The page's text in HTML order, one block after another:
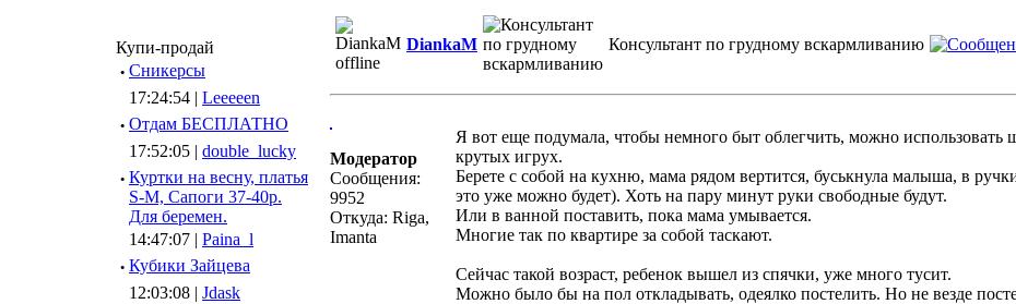
Купи-продай
· Сникерсы
17:24:54 | Leeeeen
· Отдам БЕСПЛАТНО
17:52:05 | double_lucky
· Куртки на весну, платья
S-M, Сапоги 37-40р.
Для беремен.
14:47:07 | Paina_l
· Кубики Зайцева
12:03:08 | Jdask
DiankaM Консультант по грудному вскармливанию
Модератор
Сообщения:
9952
Откуда: Riga,
Imanta
Я вот еще подумала, чтобы немного быт облегчить, можно использовать
крутых игрух.
Берете с собой на кухню, мама рядом вертится, буськнула малыша, в
это уже можно будет). Хоть на пару минут руки свободные будут.
Или в ванной поставить, пока мама умывается.
Многие так по квартире за собой таскают.
Сейчас такой возраст, ребенок вышел из спячки, уже много тусит.
Можно было бы на пол откладывать, одеялко постелить. Но не везде